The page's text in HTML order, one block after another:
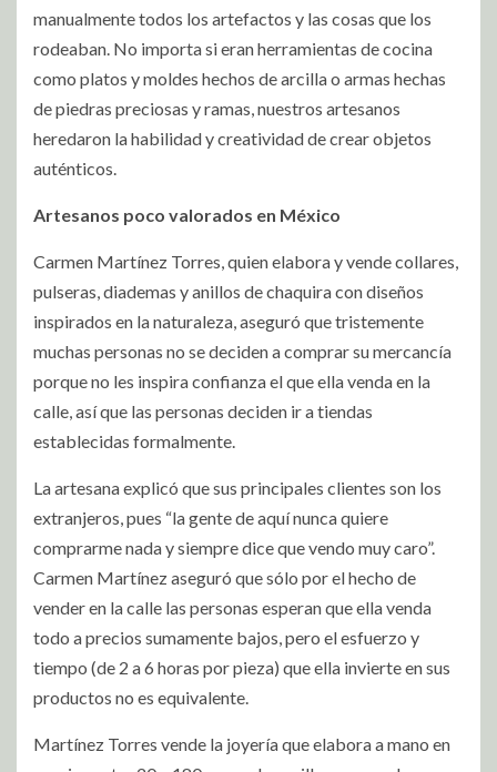
manualmente todos los artefactos y las cosas que los
rodeaban. No importa si eran herramientas de cocina
como platos y moldes hechos de arcilla o armas hechas
de piedras preciosas y ramas, nuestros artesanos
heredaron la habilidad y creatividad de crear objetos
auténticos.
Artesanos poco valorados en México
Carmen Martínez Torres, quien elabora y vende collares,
pulseras, diademas y anillos de chaquira con diseños
inspirados en la naturaleza, aseguró que tristemente
muchas personas no se deciden a comprar su mercancía
porque no les inspira confianza el que ella venda en la
calle, así que las personas deciden ir a tiendas
establecidas formalmente.
La artesana explicó que sus principales clientes son los
extranjeros, pues “la gente de aquí nunca quiere
comprarme nada y siempre dice que vendo muy caro”.
Carmen Martínez aseguró que sólo por el hecho de
vender en la calle las personas esperan que ella venda
todo a precios sumamente bajos, pero el esfuerzo y
tiempo (de 2 a 6 horas por pieza) que ella invierte en sus
productos no es equivalente.
Martínez Torres vende la joyería que elabora a mano en